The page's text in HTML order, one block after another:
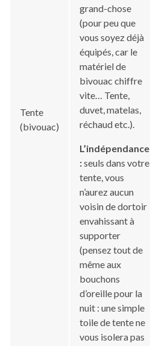
Tente
(bivouac)
grand-chose
(pour peu que
vous soyez déjà
équipés, car le
matériel de
bivouac chiffre
vite… Tente,
duvet, matelas,
réchaud etc.).
L’indépendance
:seuls dans votre
tente, vous
n’aurez aucun
voisin de dortoir
envahissant à
supporter
(pensez tout de
même aux
bouchons
d’oreille pour la
nuit : une simple
toile de tente ne
vous isolera pas